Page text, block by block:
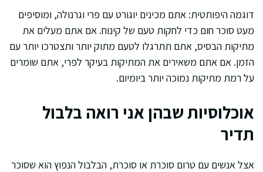
דוגמה היפותטית: אתם מכינים יוגורט עם פרי וגרנולה, ומוסיפים
מעט סוכר חום כדי לחקות טעם של קינוח. אם אתם מעלים את
מתיקות הבסיס, אתם תתרגלו לטעם מתוק יותר ותצטרכו יותר עם
הזמן. אם אתם משאירים את המתיקות בעיקר לפרי, אתם שומרים
על רמת מתיקות נמוכה יותר ביומיום.
אוכלוסיות שבהן אני רואה בלבול
תדיר
אצל אנשים עם טרום סוכרת או סוכרת, הבלבול הנפוץ הוא שסוכר